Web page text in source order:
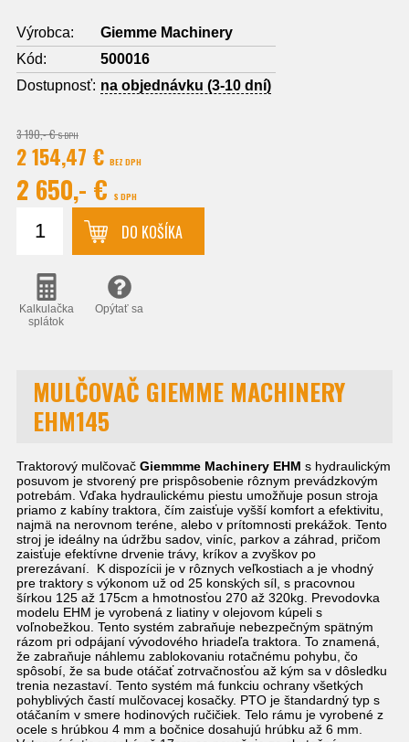
Výrobca:
Giemme Machinery
Kód:
500016
Dostupnosť: na objednávku (3-10 dní)
3 190,- €S DPH
2 154,47 € BEZ DPH
2 650,- € S DPH
DO KOŠÍKA
Kalkulačka
splátok
Opýtať sa
MULČOVAČ GIEMME MACHINERY
EHM145
Traktorový mulčovač Giemmme Machinery EHM s hydraulickým
posuvom je stvorený pre prispôsobenie rôznym prevádzkovým
potrebám. Vďaka hydraulickému piestu umožňuje posun stroja
priamo z kabíny traktora, čím zaisťuje vyšší komfort a efektivitu,
najmä na nerovnom teréne, alebo v prítomnosti prekážok. Tento
stroj je ideálny na údržbu sadov, viníc, parkov a záhrad, pričom
zaisťuje efektívne drvenie trávy, kríkov a zvyškov po
prerezávaní. K dispozícii je v rôznych veľkostiach a je vhodný
pre traktory s výkonom už od 25 konských síl, s pracovnou
šírkou 125 až 175cm a hmotnosťou 270 až 320kg. Prevodovka
modelu EHM je vyrobená z liatiny v olejovom kúpeli s
voľnobežkou. Tento systém zabraňuje nebezpečným spätným
rázom pri odpájaní vývodového hriadeľa traktora. To znamená,
že zabraňuje náhlemu zablokovaniu rotačnému pohybu, čo
spôsobí, že sa bude otáčať zotrvačnosťou až kým sa v dôsledku
trenia nezastaví. Tento systém má funkciu ochrany všetkých
pohyblivých častí mulčovacej kosačky. PTO je štandardný typ s
otáčaním v smere hodinových ručičiek. Telo rámu je vyrobené z
ocele s hrúbkou 4 mm a bočnice dosahujú hrúbku až 6 mm.